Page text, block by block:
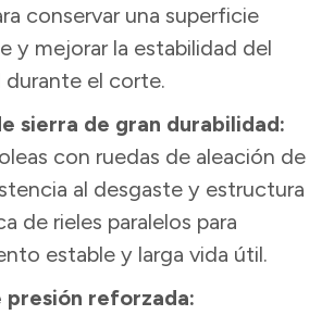
conservar una superficie
y mejorar la estabilidad del
durante el corte.
sierra de gran durabilidad:
con ruedas de aleación de
al desgaste y estructura
de rieles paralelos para
estable y larga vida útil.
presión reforzada: